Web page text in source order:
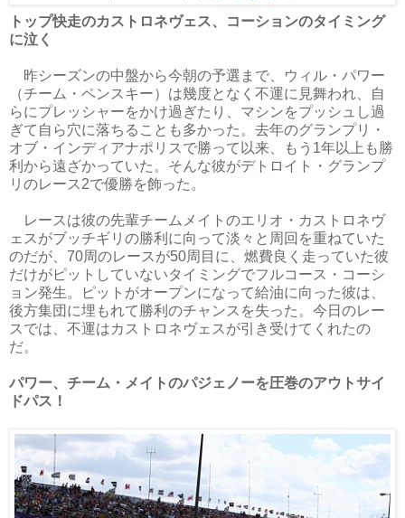
トップ快走のカストロネヴェス、コーションのタイミング
に泣く
昨シーズンの中盤から今朝の予選まで、ウィル・パワー
（チーム・ペンスキー）は幾度となく不運に見舞われ、自
らにプレッシャーをかけ過ぎたり、マシンをプッシュし過
ぎて自ら穴に落ちることも多かった。去年のグランプリ・
オブ・インディアナポリスで勝って以来、もう1年以上も勝
利から遠ざかっていた。そんな彼がデトロイト・グランプ
リのレース2で優勝を飾った。
レースは彼の先輩チームメイトのエリオ・カストロネヴ
ェスがブッチギリの勝利に向って淡々と周回を重ねていた
のだが、70周のレースが50周目に、燃費良く走っていた彼
だけがピットしていないタイミングでフルコース・コーシ
ョン発生。ピットがオープンになって給油に向った彼は、
後方集団に埋もれて勝利のチャンスを失った。今日のレー
スでは、不運はカストロネヴェスが引き受けてくれたの
だ。
パワー、チーム・メイトのパジェノーを圧巻のアウトサイ
ドパス！